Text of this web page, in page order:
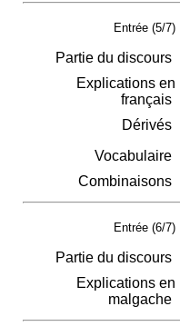
Entrée (5/7)
Partie du discours
Explications en
français
Dérivés
Vocabulaire
Combinaisons
Entrée (6/7)
Partie du discours
Explications en
malgache